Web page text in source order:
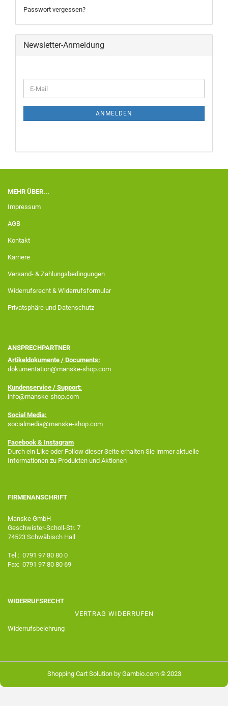
Passwort vergessen?
Newsletter-Anmeldung
ANMELDEN
MEHR ÜBER...
Impressum
AGB
Kontakt
Karriere
Versand- & Zahlungsbedingungen
Widerrufsrecht & Widerrufsformular
Privatsphäre und Datenschutz
ANSPRECHPARTNER
Artikeldokumente / Documents:
dokumentation@manske-shop.com
Kundenservice / Support:
info@manske-shop.com
Social Media:
socialmedia@manske-shop.com
Facebook & Instagram
Durch ein Like oder Follow dieser Seite erhalten Sie immer aktuelle
Informationen zu Produkten und Aktionen
FIRMENANSCHRIFT
Manske GmbH
Geschwister-Scholl-Str. 7
74523 Schwäbisch Hall
Tel.: 0791 97 80 80 0
Fax: 0791 97 80 80 69
WIDERRUFSRECHT
VERTRAG WIDERRUFEN
Widerrufsbelehrung
Shopping Cart Solutionby Gambio.com © 2023